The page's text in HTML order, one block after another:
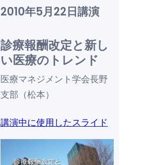
2010年5月22日講演
診療報酬改定と新し
い医療のトレンド
医療マネジメント学会長野
支部（松本）
講演中に使用したスライド